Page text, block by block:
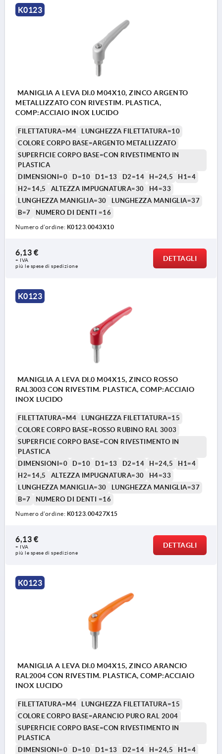
K0123
MANIGLIA A LEVA DI.0 M04X10, ZINCO ARGENTO
METALLIZZATO CON RIVESTIM. PLASTICA,
COMP:ACCIAIO INOX LUCIDO
FILETTATURA=M4
LUNGHEZZA FILETTATURA=10
COLORE CORPO BASE=ARGENTO METALLIZZATO
SUPERFICIE CORPO BASE=CON RIVESTIMENTO IN
PLASTICA
DIMENSIONI=0
D=10 D1=13 D2=14 H=24,5
H1=4
H2=14,5
ALTEZZA IMPUGNATURA=30
H4=33
LUNGHEZZA MANIGLIA=30
LUNGHEZZA MANIGLIA=37
B=7
NUMERO DI DENTI =16
Numero d’ordine: K0123.0043X10
6,13 €
+ IVA
più le spese di spedizione
DETTAGLI
K0123
MANIGLIA A LEVA DI.0 M04X15, ZINCO ROSSO
RAL3003 CON RIVESTIM. PLASTICA, COMP:ACCIAIO
INOX LUCIDO
FILETTATURA=M4
LUNGHEZZA FILETTATURA=15
COLORE CORPO BASE=ROSSO RUBINO RAL 3003
SUPERFICIE CORPO BASE=CON RIVESTIMENTO IN
PLASTICA
DIMENSIONI=0
D=10 D1=13 D2=14 H=24,5
H1=4
H2=14,5
ALTEZZA IMPUGNATURA=30
H4=33
LUNGHEZZA MANIGLIA=30
LUNGHEZZA MANIGLIA=37
B=7
NUMERO DI DENTI =16
Numero d’ordine: K0123.00427X15
6,13 €
+ IVA
più le spese di spedizione
DETTAGLI
K0123
MANIGLIA A LEVA DI.0 M04X15, ZINCO ARANCIO
RAL2004 CON RIVESTIM. PLASTICA, COMP:ACCIAIO
INOX LUCIDO
FILETTATURA=M4
LUNGHEZZA FILETTATURA=15
COLORE CORPO BASE=ARANCIO PURO RAL 2004
SUPERFICIE CORPO BASE=CON RIVESTIMENTO IN
PLASTICA
DIMENSIONI=0
D=10 D1=13 D2=14 H=24,5
H1=4